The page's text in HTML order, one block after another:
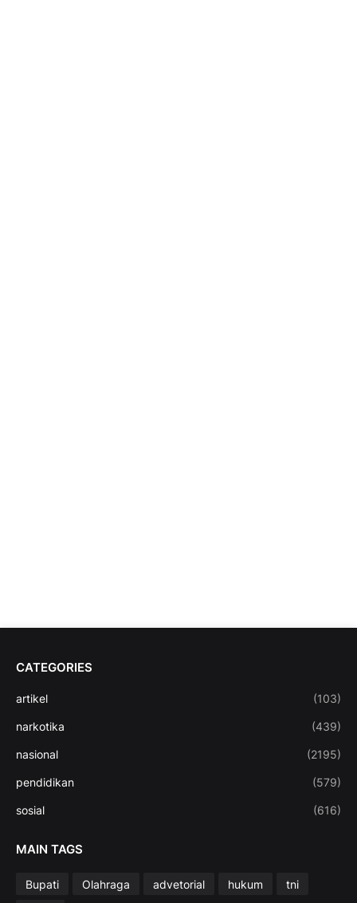
CATEGORIES
artikel (103)
narkotika (439)
nasional (2195)
pendidikan (579)
sosial (616)
MAIN TAGS
Bupati Olahraga advetorial hukum
tni